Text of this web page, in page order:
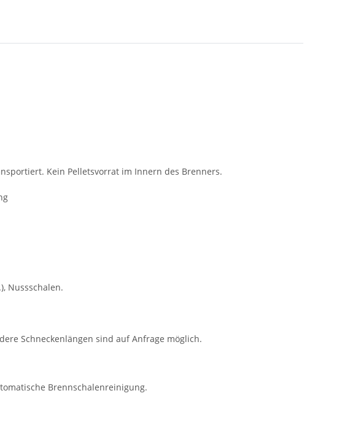
Kein Pelletsvorrat im Innern des Brenners.
Nussschalen.
Schneckenlängen sind auf Anfrage möglich.
Brennschalenreinigung.